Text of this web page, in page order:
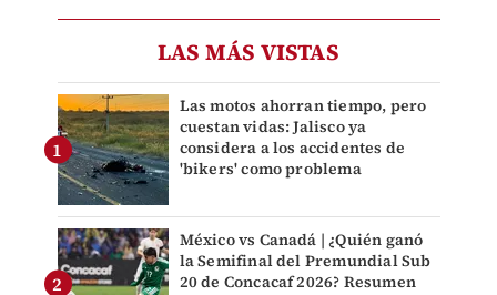
LAS MÁS VISTAS
Las motos ahorran tiempo, pero
cuestan vidas: Jalisco ya
considera a los accidentes de
'bikers' como problema
México vs Canadá | ¿Quién ganó
la Semifinal del Premundial Sub
20 de Concacaf 2026? Resumen